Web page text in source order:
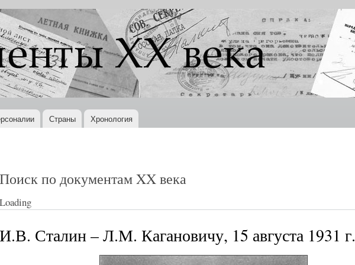
Перейти к
основному
содержанию
Страны Хронология
Поиск по документам XX века
Loading
И.В. Сталин – Л.М. Кагановичу, 15 августа 1931 г.